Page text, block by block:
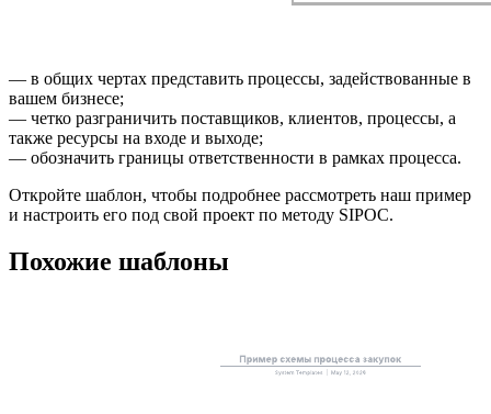
— в общих чертах представить процессы, задействованные в
вашем бизнесе;
— четко разграничить поставщиков, клиентов, процессы, а
также ресурсы на входе и выходе;
— обозначить границы ответственности в рамках процесса.
Откройте шаблон, чтобы подробнее рассмотреть наш пример
и настроить его под свой проект по методу SIPOC.
Похожие шаблоны